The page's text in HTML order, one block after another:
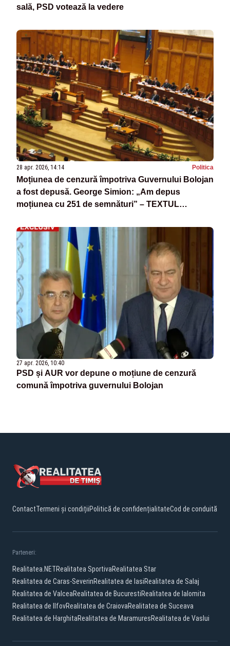
sală, PSD votează la vedere
28 apr. 2026, 14:14 Politica
Moțiunea de cenzură împotriva Guvernului Bolojan
a fost depusă. George Simion: „Am depus
moțiunea cu 251 de semnături” – TEXTUL
27 apr. 2026, 10:40
PSD și AUR vor depune o moțiune de cenzură
comună împotriva guvernului Bolojan
ContactTermeni și condițiiPolitică de confidențialitateCod de conduită
Parteneri:
Realitatea.NETRealitatea SportivaRealitatea Star
Realitatea de Caras-SeverinRealitatea de IasiRealitatea de Salaj
Realitatea de ValceaRealitatea de BucurestiRealitatea de Ialomita
Realitatea de IlfovRealitatea de CraiovaRealitatea de Suceava
Realitatea de HarghitaRealitatea de MaramuresRealitatea de Vaslui